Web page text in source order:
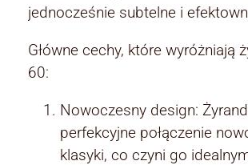
jednocześnie subtelne i
Główne cechy, które wyróżniają
60:
Nowoczesny design:
perfekcyjne połączenie
klasyki, co czyni go